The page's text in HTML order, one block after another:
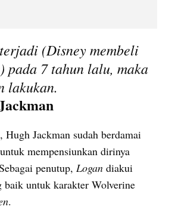
(Disney membeli
pada 7 tahun lalu, maka
lakukan.
Jackman sudah berdamai
mempensiunkan dirinya
penutup, Logan diakui
baik untuk karakter Wolverine
.